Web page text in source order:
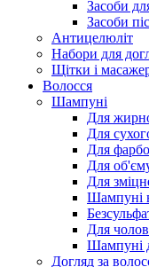
Засоби
Засоби
Антицелюліт
Набори для
Щітки і
Волосся
Шампуні
Для
Для
Для
Для
Для
Шампуні
Для
Шампуні
Догляд за